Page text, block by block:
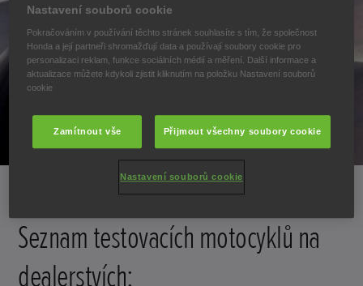
Seznam testovacích motocyklů na
dealerstvích:
Nastavení souborů cookie
Pokračováním v používání těchto stránek souhlasíte s tím, že společnost
Honda a její partneři shromažďují data a používají soubory cookie pro
personalizaci reklam, funkce sociálních médií a měření. Další informace a
aktualizace můžete kdykoli zjistit kliknutím na položku Nastavení souborů
cookie
Zamítnout vše Přijmout všechny soubory cookie
Nastavení souborů cookie